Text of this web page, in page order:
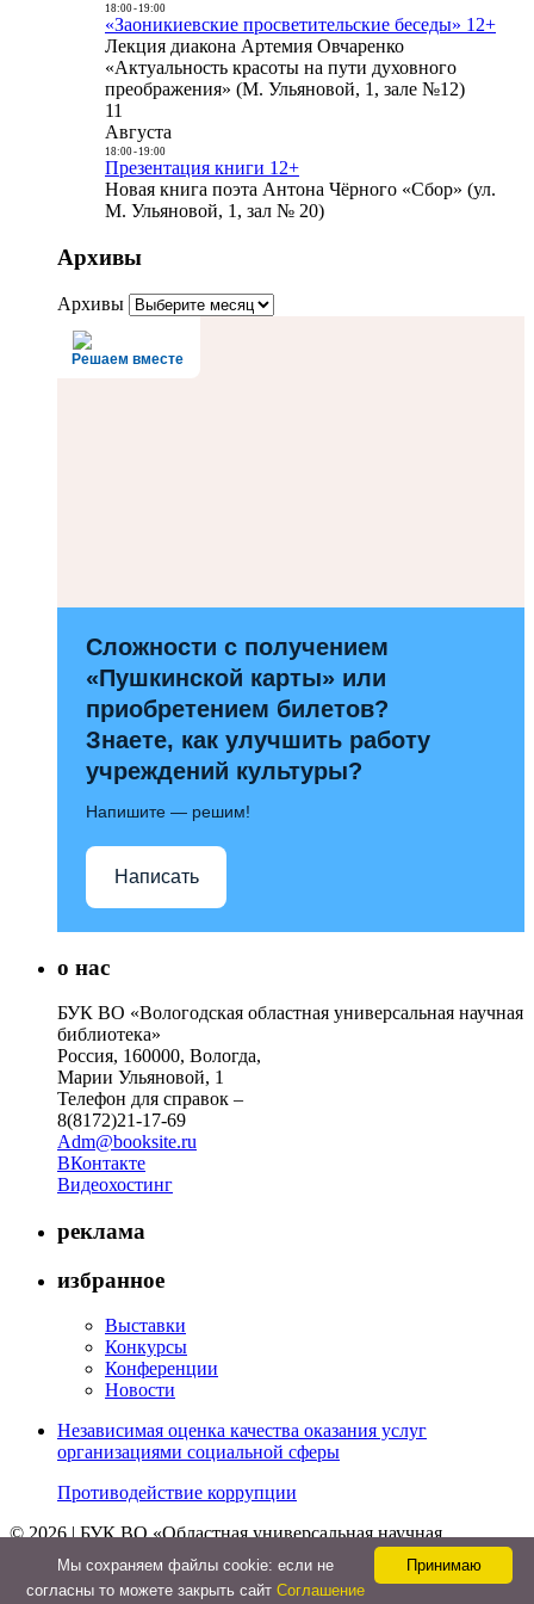
18:00- 19:00
«Заоникиевские просветительские беседы» 12+
Лекция диакона Артемия Овчаренко
«Актуальность красоты на пути духовного
преображения» (М. Ульяновой, 1, зале №12)
11
Августа
18:00- 19:00
Презентация книги 12+
Новая книга поэта Антона Чёрного «Сбор» (ул.
М. Ульяновой, 1, зал № 20)
Архивы
Архивы
Решаем вместе
Сложности с получением
«Пушкинской карты» или
приобретением билетов?
Знаете, как улучшить работу
учреждений культуры?
Напишите — решим!
Написать
о нас
БУК ВО «Вологодская областная универсальная научная
библиотека»
Россия, 160000, Вологда,
Марии Ульяновой, 1
Телефон для справок –
8(8172)21-17-69
Adm@booksite.ru
ВКонтакте
Видеохостинг
реклама
избранное
Выставки
Конкурсы
Конференции
Новости
Независимая оценка качества оказания услуг
организациями социальной сферы
Противодействие коррупции
© 2026 | БУК ВО «Областная универсальная научная
библиотека»
Принимаю
Мы cохраняем файлы cookie: если не
согласны то можете закрыть сайт Соглашение